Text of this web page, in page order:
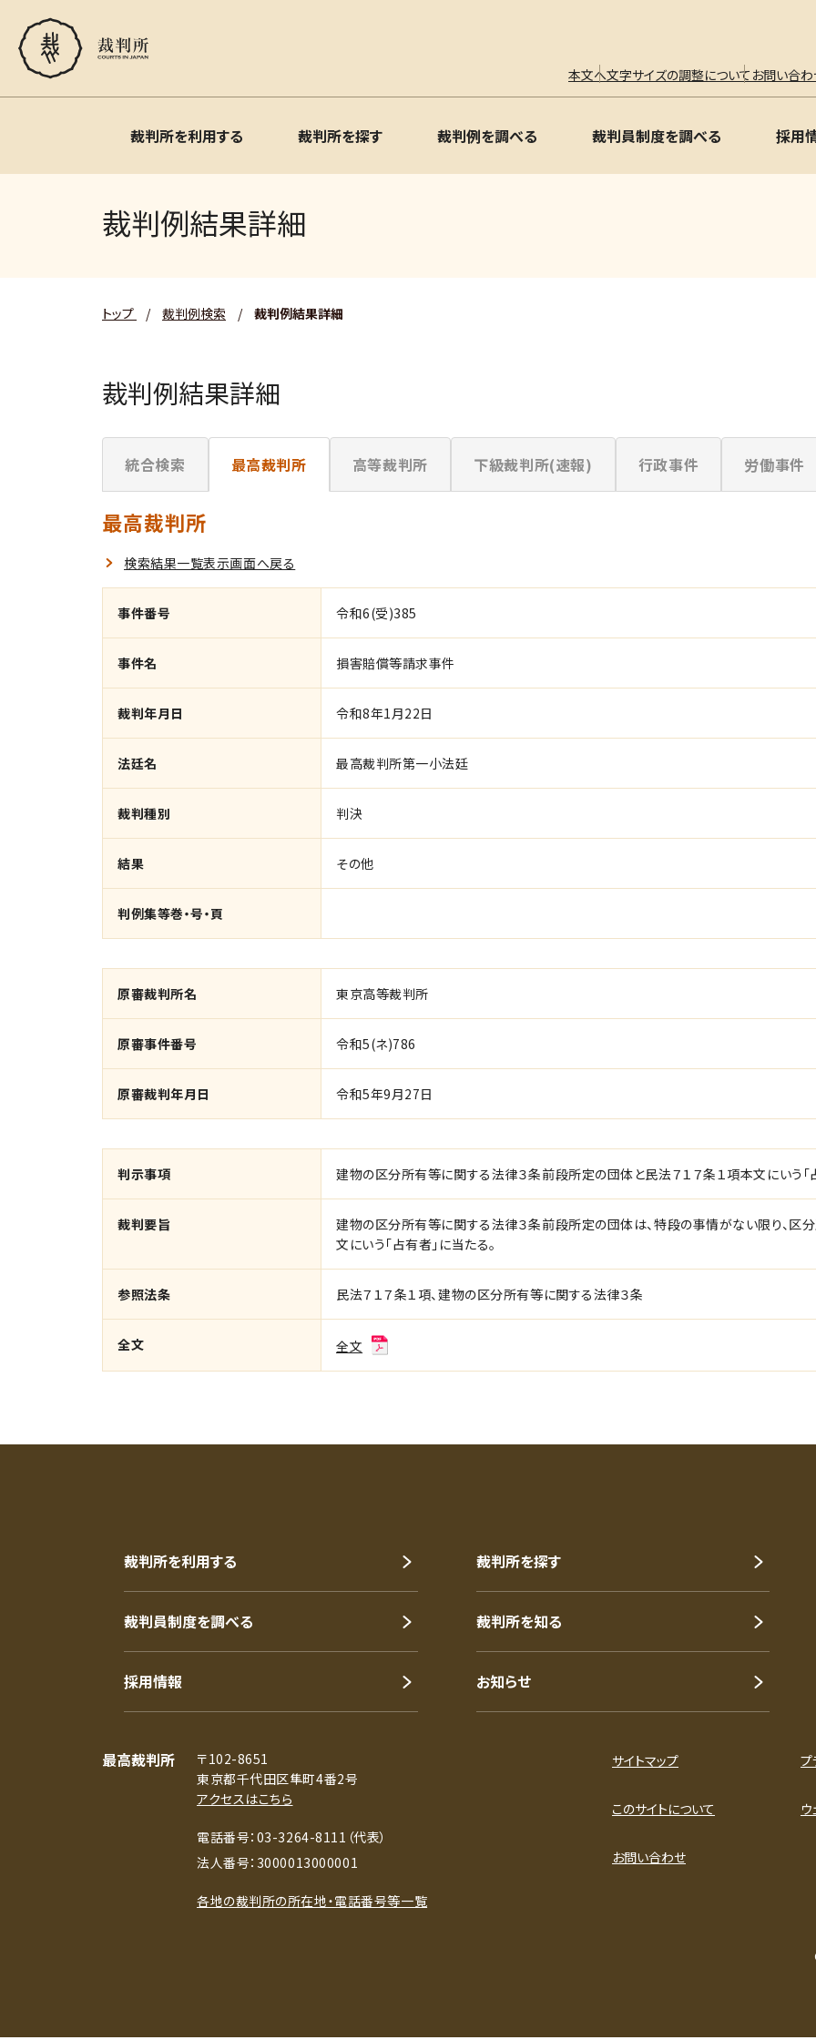
本文へ文字サイズの調整について お問い合
裁判所を利用する 裁判所を探す 裁判例を調べる 裁判員制度を調べる 採用
裁判例結果詳細
トップ / 裁判例検索 / 裁判例結果詳細
裁判例結果詳細
統合検索 最高裁判所 高等裁判所 下級裁判所(速報) 行政事件 労働事件
最高裁判所
検索結果一覧表示画面へ戻る
事件番号 令和6(受)385
事件名 損害賠償等請求事件
裁判年月日 令和8年1月22日
法廷名 最高裁判所第一小法廷
裁判種別 判決
結果 その他
判例集等巻・号・頁
原審裁判所名 東京高等裁判所
原審事件番号 令和5(ネ)786
原審裁判年月日 令和5年9月27日
判示事項 建物の区分所有等に関する法律３条前段所定の団体と民法７１７条１項本文にいう「
裁判要旨
建物の区分所有等に関する法律３条前段所定の団体は、特段の事情がない限り、区
文にいう「占有者」に当たる。
参照法条 民法７１７条１項、建物の区分所有等に関する法律３条
全文 全文
裁判所を利用する 裁判所を探す
裁判員制度を調べる 裁判所を知る
採用情報 お知らせ
最高裁判所
〒102-8651
東京都千代田区隼町4番2号
アクセスはこちら
電話番号：03-3264-8111（代表）
法人番号：3000013000001
各地の裁判所の所在地・電話番号等一覧
サイトマップ プ
このサイトについて
お問い合わせ